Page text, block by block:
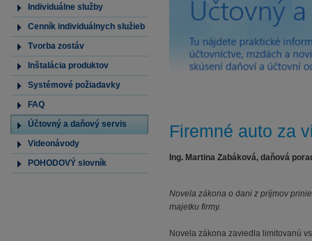
Individuálne služby
Cenník individuálnych služieb
Tvorba zostáv
Inštalácia produktov
Systémové požiadavky
FAQ
Účtovný a daňový servis
Videonávody
POHODOVÝ slovník
Firemné auto za
Ing. Martina Zabáková, daňová
Novela zákona o dani z príjmov
majetku firmy.
Novela zákona zaviedla limitovanú